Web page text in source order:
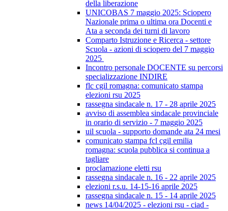
della liberazione
UNICOBAS 7 maggio 2025: Sciopero
Nazionale prima o ultima ora Docenti e
Ata a seconda dei turni di lavoro
Comparto Istruzione e Ricerca - settore
Scuola - azioni di sciopero del 7 maggio
2025
Incontro personale DOCENTE su percorsi
specializzazione INDIRE
flc cgil romagna: comunicato stampa
elezioni rsu 2025
rassegna sindacale n. 17 - 28 aprile 2025
avviso di assemblea sindacale provinciale
in orario di servizio - 7 maggio 2025
uil scuola - supporto domande ata 24 mesi
comunicato stampa fcl cgil emilia
romagna: scuola pubblica si continua a
tagliare
proclamazione eletti rsu
rassegna sindacale n. 16 - 22 aprile 2025
elezioni r.s.u. 14-15-16 aprile 2025
rassegna sindacale n. 15 - 14 aprile 2025
news 14/04/2025 - elezioni rsu - ciad -